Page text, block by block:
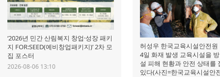
‘2026년 민간 산림복지 창업·성장 패키
지 FOR:SEED(예비창업패키지)’ 2차 모
집 포스터
2026-08-06 13:10
허성우 한국교육시설안전
4일 화재 발생 교육시설을
설 피해 현황과 안전 상태를
있다(사진=한국교육시설안